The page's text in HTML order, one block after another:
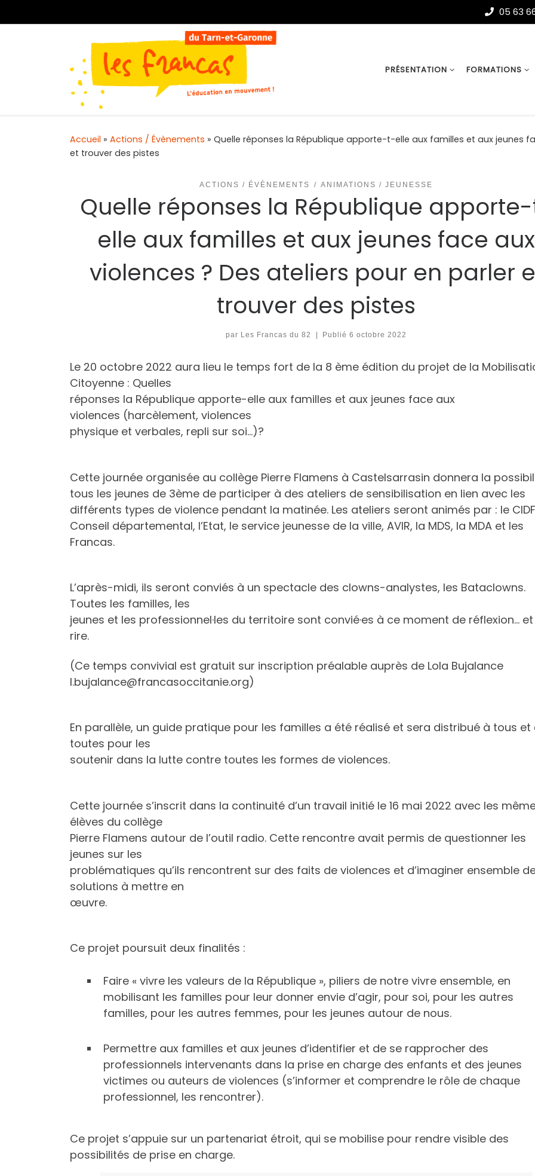
05 63
PRÉSENTATION FORMATIONS
Accueil » Actions / Évènements » Quelle réponses la République apporte-t-elle aux familles et aux jeunes
et trouver des pistes
ACTIONS / ÉVÈNEMENTS ANIMATIONS / JEUNESSE
Quelle réponses la République
elle aux familles et aux jeunes face aux
violences ? Des ateliers pour en parler
trouver des pistes
par Les Francas du 82 Publié6 octobre 2022
Le 20 octobre 2022 aura lieu le temps fort de la 8 ème édition du projet de la
Citoyenne : Quelles
réponses la République apporte-elle aux familles et aux jeunes face aux
violences (harcèlement, violences
physique et verbales, repli sur soi…)?
Cette journée organisée au collège Pierre Flamens à Castelsarrasin donnera la
tous les jeunes de 3ème de participer à des ateliers de sensibilisation en lien avec les
différents types de violence pendant la matinée. Les ateliers seront animés par : le
Conseil départemental, l’Etat, le service jeunesse de la ville, AVIR, la MDS, la MDA et les
Francas.
L’après-midi, ils seront conviés à un spectacle des clowns-analystes, les Bataclowns.
Toutes les familles, les
jeunes et les professionnel·les du territoire sont convié·es à ce moment de réflexion…
rire.
(Ce temps convivial est gratuit sur inscription préalable auprès de Lola Bujalance
l.bujalance@francasoccitanie.org)
En parallèle, un guide pratique pour les familles a été réalisé et sera distribué à tous et
toutes pour les
soutenir dans la lutte contre toutes les formes de violences.
Cette journée s’inscrit dans la continuité d’un travail initié le 16 mai 2022 avec les
élèves du collège
Pierre Flamens autour de l’outil radio. Cette rencontre avait permis de questionner les
jeunes sur les
problématiques qu’ils rencontrent sur des faits de violences et d’imaginer ensemble
solutions à mettre en
œuvre.
Ce projet poursuit deux finalités :
Faire « vivre les valeurs de la République », piliers de notre vivre ensemble, en
mobilisant les familles pour leur donner envie d’agir, pour soi, pour les autres
familles, pour les autres femmes, pour les jeunes autour de nous.
Permettre aux familles et aux jeunes d’identifier et de se rapprocher des
professionnels intervenants dans la prise en charge des enfants et des jeunes
victimes ou auteurs de violences (s’informer et comprendre le rôle de chaque
professionnel, les rencontrer).
Ce projet s’appuie sur un partenariat étroit, qui se mobilise pour rendre visible des
possibilités de prise en charge.